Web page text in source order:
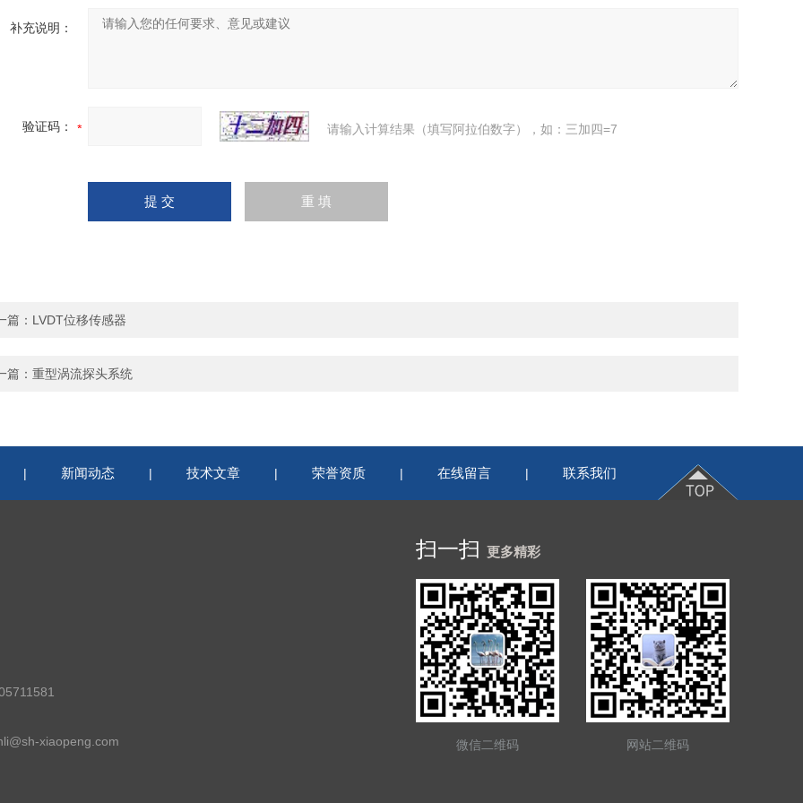
补充说明：
验证码： 请输入计算结果（填写阿拉伯数字），如：三加四=7
篇： LVDT位移传感器
篇： 重型涡流探头系统
| 新闻动态 | 技术文章 | 荣誉资质 | 在线留言 | 联系我们
xiaopeng.com
扫一扫 更多精彩
微信二维码 网站二维码